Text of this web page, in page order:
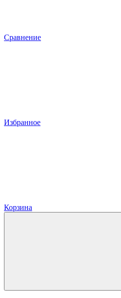
Сравнение
Избранное
Корзина